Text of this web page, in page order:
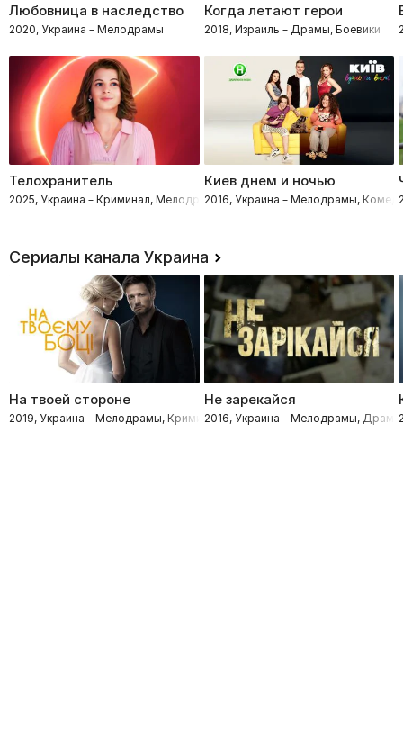
Любовница в наследство
2020, Украина – Мелодрамы
Когда летают герои
2018, Израиль – Драмы, Боевики
Телохранитель
2025, Украина – Криминал, Мелодрамы
Киев днем и ночью
2016, Украина – Мелодрамы,
Сериалы канала Украина
На твоей стороне
2019, Украина – Мелодрамы, Криминал
Не зарекайся
2016, Украина – Мелодрамы, Драмы